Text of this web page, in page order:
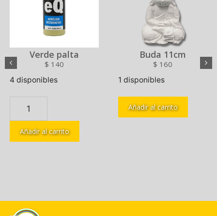
Verde palta
$ 140
4 disponibles
Añadir al carrito
Buda 11cm
$ 160
1 disponibles
Añadir al carrito